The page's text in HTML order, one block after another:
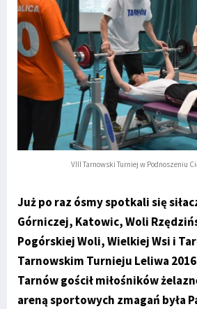
VIII Tarnowski Turniej w Podnoszeniu
Już po raz ósmy spotkali się
Górniczej, Katowic, Woli
Pogórskiej Woli, Wielkiej Wsi i
Tarnowskim Turnieju Leliwa
Tarnów gościł miłośników
areną sportowych zmagań była